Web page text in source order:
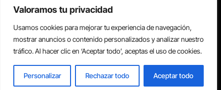
Valoramos tu privacidad
Usamos cookies para mejorar tu experiencia de navegación,
mostrar anuncios o contenido personalizados y analizar nuestro
tráfico. Al hacer clic en ‘Aceptar todo’, aceptas el uso de cookies.
Personalizar Rechazar todo Aceptar todo
Copyright © 2026 Reisix. Todos los derechos reservados.